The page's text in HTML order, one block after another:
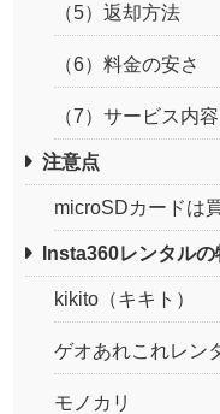
（5）返却方法
（6）料金の安さ
（7）サービス内
注意点
microSDカードは
Insta360レンタルの
kikito（キキト）
ゲオあれこれレン
モノカリ